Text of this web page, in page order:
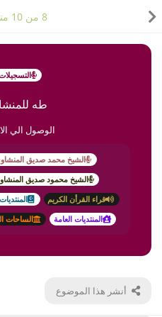
طه
الوصول الي
الشيخ محمد صديق
الشيخ محمود صديق
قراء القرأن الكريم
المنتديات العامة
الساحات
أنشر هذا الموضوع
8 من10